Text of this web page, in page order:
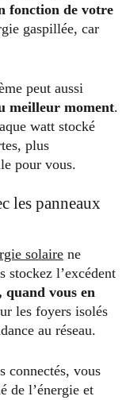
fonction de votre
gaspillée, car
peut aussi
meilleur moment.
watt stocké
plus
pour vous.
les panneaux
solaire ne
stockez l’excédent
vous en
les foyers isolés
au réseau.
connectés, vous
de l’énergie et